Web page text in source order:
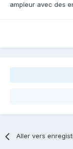
ampleur avec des
Aller vers